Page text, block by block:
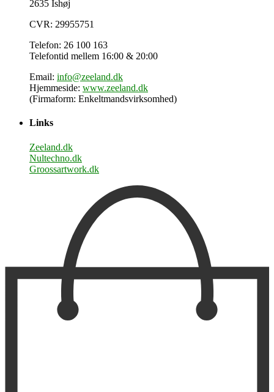
2635 Ishøj
CVR: 29955751
Telefon: 26 100 163
Telefontid mellem 16:00 & 20:00
Email: info@zeeland.dk
Hjemmeside: www.zeeland.dk
(Firmaform: Enkeltmandsvirksomhed)
Links
Zeeland.dk
Nultechno.dk
Groossartwork.dk